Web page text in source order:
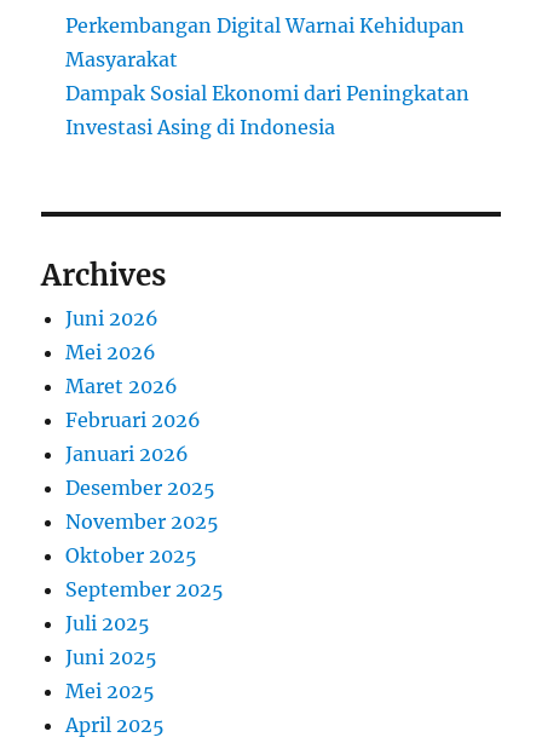
Perkembangan Digital Warnai Kehidupan
Masyarakat
Dampak Sosial Ekonomi dari Peningkatan
Investasi Asing di Indonesia
Archives
Juni 2026
Mei 2026
Maret 2026
Februari 2026
Januari 2026
Desember 2025
November 2025
Oktober 2025
September 2025
Juli 2025
Juni 2025
Mei 2025
April 2025